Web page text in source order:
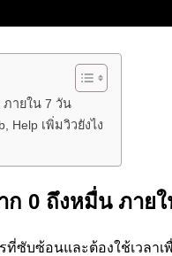
ภายใน 7 วัน
Help เพิ่มวิวยังไง
ก 0 ถึงหมื่น ภาย
ที่ซับซ้อนและต้องใช้เวล